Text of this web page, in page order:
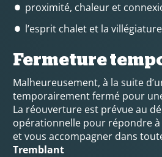
proximité, chaleur et
l’esprit chalet et la
Fermeture
Malheureusement, à la suite
temporairement fermé pour
La réouverture est prévue au
opérationnelle pour répondre
et vous accompagner dans
Tremblant